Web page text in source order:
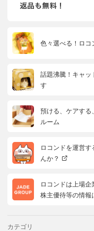
色々選べる！ロコ
話題沸騰！キャッ
す
預ける、ケアする
ルーム
ロコンドを運営
んか？
ロコンドは上場
株主優待等の情報
カテゴリ